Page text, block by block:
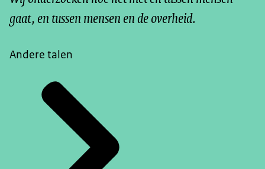
gaat, en tussen mensen en de overheid.
Andere talen